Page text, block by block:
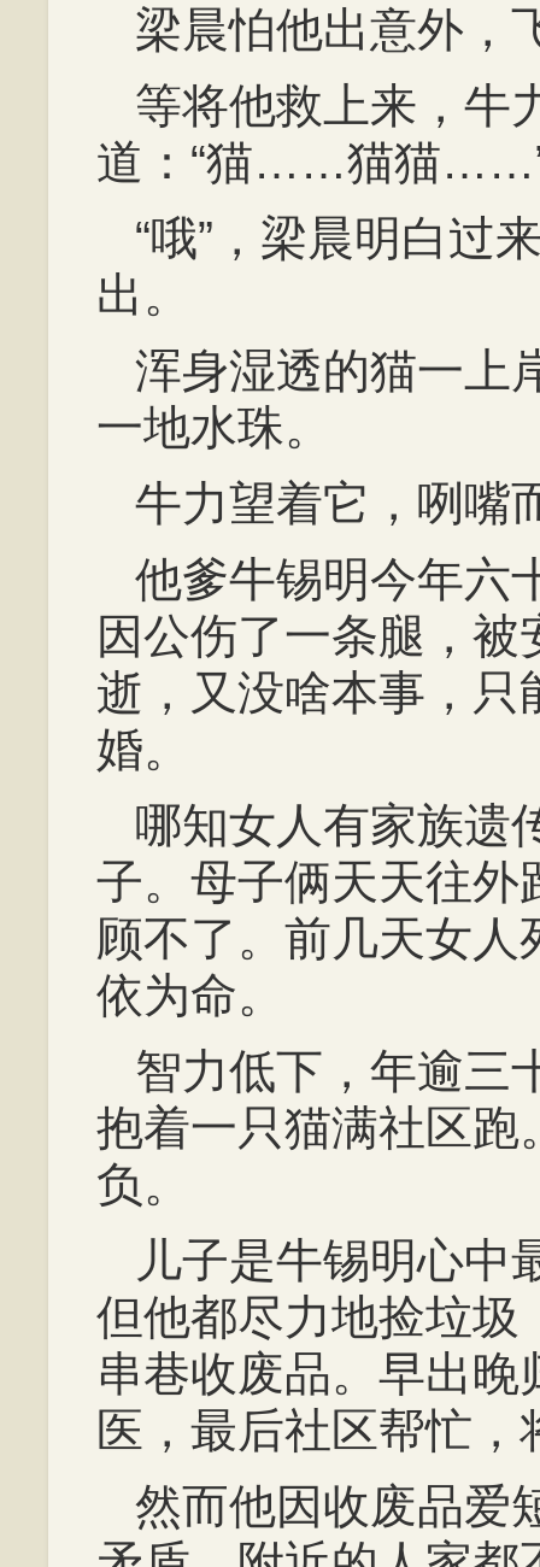
梁晨怕他出意外，
等将他救上来，牛
道：“猫……猫猫
“哦”，梁晨明白过
出。
浑身湿透的猫一上
一地水珠。
牛力望着它，咧嘴
他爹牛锡明今年六
因公伤了一条腿，
逝，又没啥本事，只
婚。
哪知女人有家族遗
子。母子俩天天往外
顾不了。前几天女
依为命。
智力低下，年逾三
抱着一只猫满社区跑
负。
儿子是牛锡明心中
但他都尽力地捡垃圾
串巷收废品。早出
医，最后社区帮忙
然而他因收废品爱